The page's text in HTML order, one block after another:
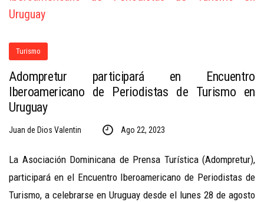
Turismo
Adompretur participará en Encuentro
Iberoamericano de Periodistas de Turismo en
Uruguay
Juan de Dios Valentin Ago 22, 2023
La Asociación Dominicana de Prensa Turística (Adompretur),
participará en el Encuentro Iberoamericano de Periodistas de
Turismo, a celebrarse en Uruguay desde el lunes 28 de agosto